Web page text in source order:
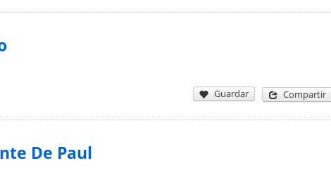
Guardar Compartir
De Paul